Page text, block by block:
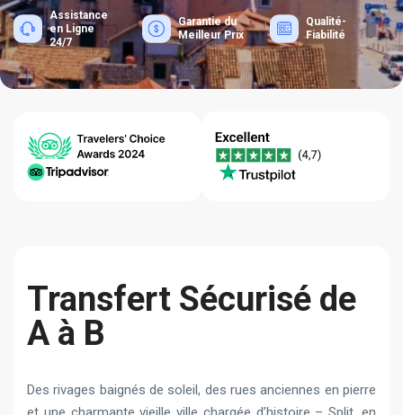
Assistance
en Ligne
24/7
Garantie du
Meilleur Prix
Qualité-
Fiabilité
Transfert Sécurisé de
A à B
Des rivages baignés de soleil, des rues anciennes en pierre